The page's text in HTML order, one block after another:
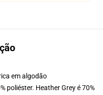
em algodão
poliéster. Heather Grey é 70%